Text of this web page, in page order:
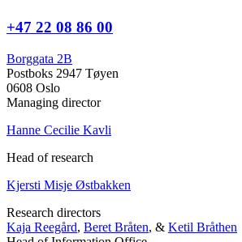
+47 22 08 86 00
Borggata 2B
Postboks 2947 Tøyen
0608 Oslo
Managing director
Hanne Cecilie Kavli
Head of research
Kjersti Misje Østbakken
Research directors
Kaja Reegård, Beret Bråten, & Ketil Bråthen